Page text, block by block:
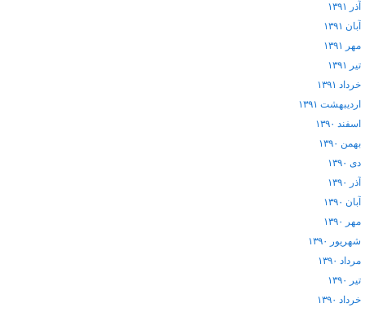
آذر ۱۳۹۱
آبان ۱۳۹۱
مهر ۱۳۹۱
تیر ۱۳۹۱
خرداد ۱۳۹۱
اردیبهشت ۱۳۹۱
اسفند ۱۳۹۰
بهمن ۱۳۹۰
دی ۱۳۹۰
آذر ۱۳۹۰
آبان ۱۳۹۰
مهر ۱۳۹۰
شهریور ۱۳۹۰
مرداد ۱۳۹۰
تیر ۱۳۹۰
خرداد ۱۳۹۰